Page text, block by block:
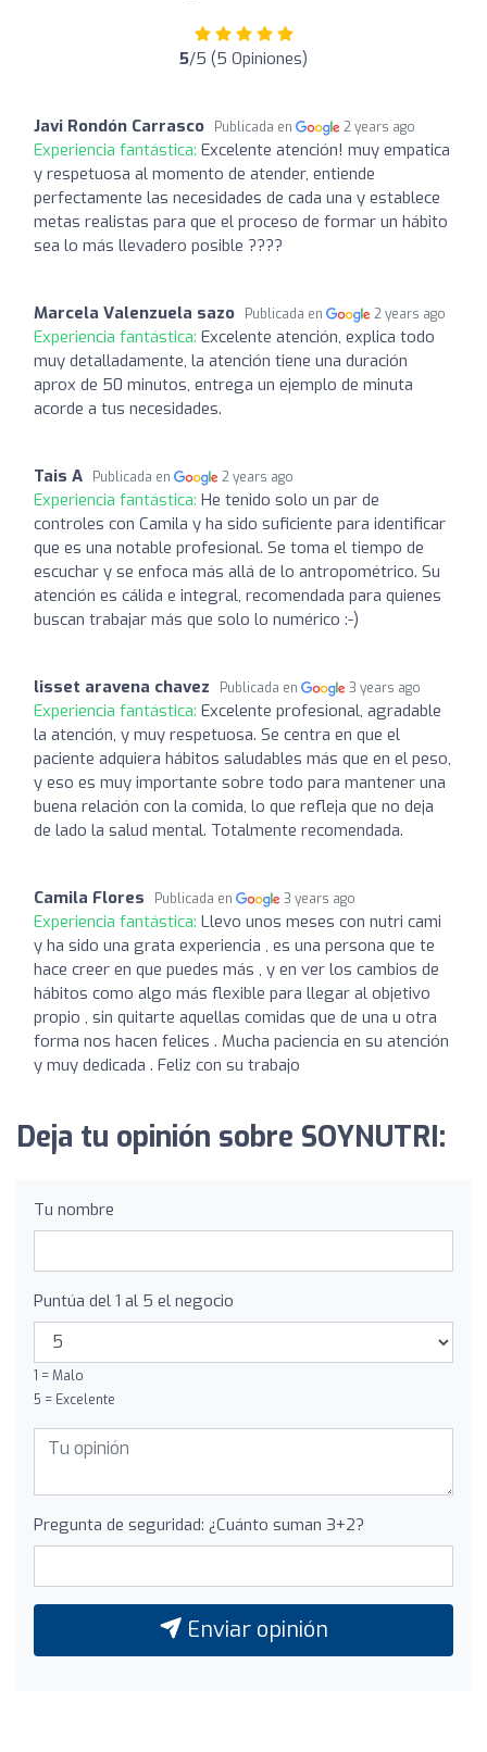
5/5 (5 Opiniones)
Javi Rondón Carrasco Publicada en 2 years ago
Experiencia fantástica: Excelente atención! muy empatica
y respetuosa al momento de atender, entiende
perfectamente las necesidades de cada una y establece
metas realistas para que el proceso de formar un hábito
sea lo más llevadero posible ????
Marcela Valenzuela sazo Publicada en 2 years ago
Experiencia fantástica: Excelente atención, explica todo
muy detalladamente, la atención tiene una duración
aprox de 50 minutos, entrega un ejemplo de minuta
acorde a tus necesidades.
Tais A Publicada en 2 years ago
Experiencia fantástica: He tenido solo un par de
controles con Camila y ha sido suficiente para identificar
que es una notable profesional. Se toma el tiempo de
escuchar y se enfoca más allá de lo antropométrico. Su
atención es cálida e integral, recomendada para quienes
buscan trabajar más que solo lo numérico :-)
lisset aravena chavez Publicada en 3 years ago
Experiencia fantástica: Excelente profesional, agradable
la atención, y muy respetuosa. Se centra en que el
paciente adquiera hábitos saludables más que en el peso,
y eso es muy importante sobre todo para mantener una
buena relación con la comida, lo que refleja que no deja
de lado la salud mental. Totalmente recomendada.
Camila Flores Publicada en 3 years ago
Experiencia fantástica: Llevo unos meses con nutri cami
y ha sido una grata experiencia , es una persona que te
hace creer en que puedes más , y en ver los cambios de
hábitos como algo más flexible para llegar al objetivo
propio , sin quitarte aquellas comidas que de una u otra
forma nos hacen felices . Mucha paciencia en su atención
y muy dedicada . Feliz con su trabajo
Deja tu opinión sobre SOYNUTRI:
Tu nombre
Puntúa del 1 al 5 el negocio
1 = Malo
5 = Excelente
Pregunta de seguridad: ¿Cuánto suman 3+2?
Enviar opinión